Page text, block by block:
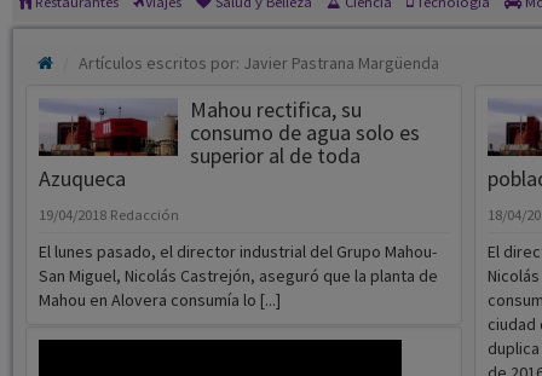
Artículos escritos por: Javier Pastrana Margüenda
Mahou rectifica, su
consumo de agua solo es
superior al de toda
Azuqueca
19/04/2018 Redacción
El lunes pasado, el director industrial del Grupo Mahou-
San Miguel, Nicolás Castrejón, aseguró que la planta de
Mahou en Alovera consumía lo [...]
18/04/
El
ciudad